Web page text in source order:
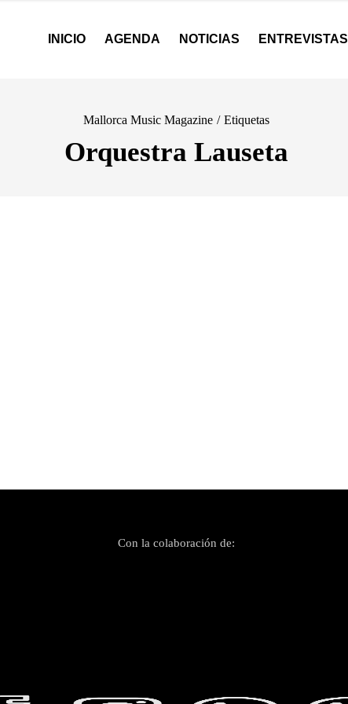
INICIO AGENDA NOTICIAS ENTREVISTAS
Mallorca Music Magazine / Etiquetas
Orquestra Lauseta
Con la colaboración de: